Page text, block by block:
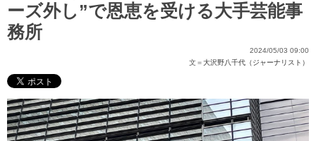
ーズ外し”で恩恵を受ける大手芸能事
務所
2024/05/03 09:00
文＝大沢野八千代（ジャーナリスト）